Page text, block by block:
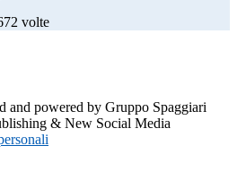
volte
and powered by Gruppo Spaggiari
& New Social Media